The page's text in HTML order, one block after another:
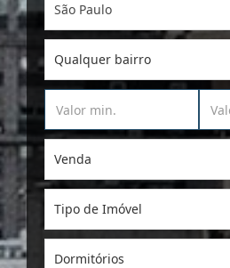
São Paulo
Qualquer bairro
Venda
Tipo de Imóvel
Dormitórios